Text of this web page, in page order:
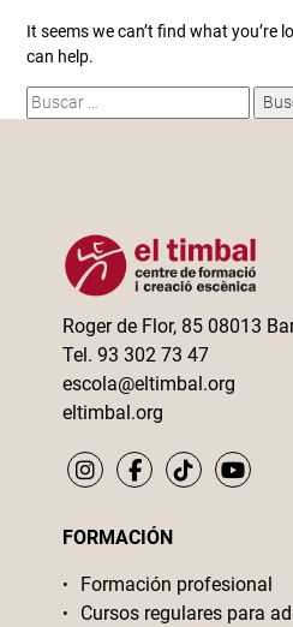
It seems we can’t find what you’re
can help.
Buscar:
Roger de Flor, 85 08013
Tel. 93 302 73 47
escola@eltimbal.org
eltimbal.org
FORMACIÓN
Formación profesional
Cursos regulares para